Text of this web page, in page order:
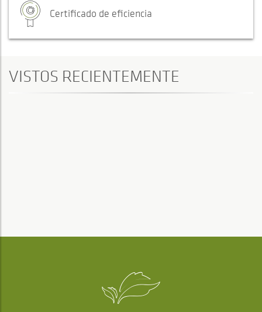
Certificado de eficiencia
VISTOS RECIENTEMENTE